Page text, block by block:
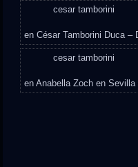
cesar tamborini
enCésar Tamborini Duca –
cesar tamborini
enAnabella Zoch en